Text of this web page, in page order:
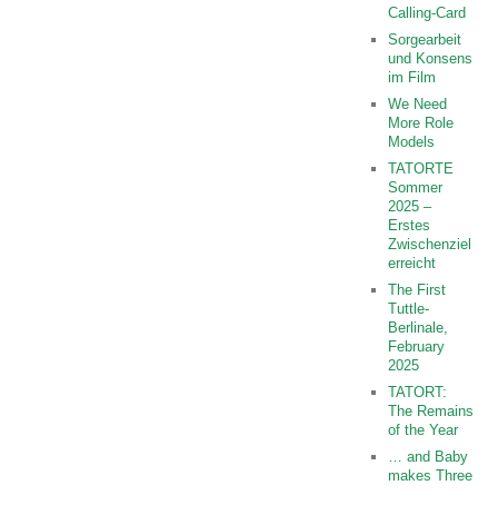
Calling-Card
Sorgearbeit
und Konsens
im Film
We Need
More Role
Models
TATORTE
Sommer
2025 –
Erstes
Zwischenziel
erreicht
The First
Tuttle-
Berlinale,
February
2025
TATORT:
The Remains
of the Year
… and Baby
makes Three